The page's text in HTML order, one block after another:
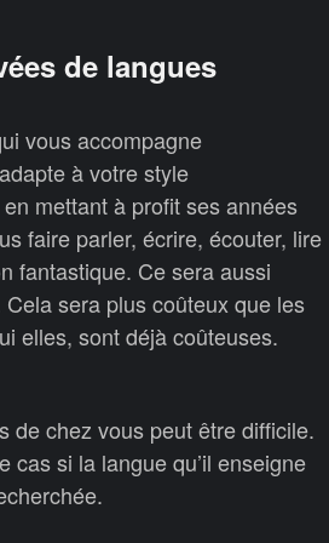
de langues
vous accompagne
à votre style
mettant à profit ses années
faire parler, écrire, écouter, lire
fantastique. Ce sera aussi
Cela sera plus coûteux que les
elles, sont déjà coûteuses.
de chez vous peut être difficile.
cas si la langue qu’il enseigne